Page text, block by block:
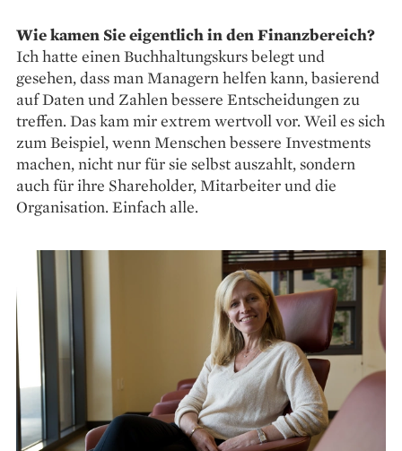
Wie kamen Sie eigentlich in den Finanzbereich?
Ich hatte einen Buchhaltungskurs belegt und
gesehen, dass man Managern helfen kann, basierend
auf Daten und Zahlen bessere Entscheidungen zu
treffen. Das kam mir extrem wertvoll vor. Weil es sich
zum Beispiel, wenn Menschen bessere Investments
machen, nicht nur für sie selbst auszahlt, sondern
auch für ihre Shareholder, Mitarbeiter und die
Organisation. Einfach alle.